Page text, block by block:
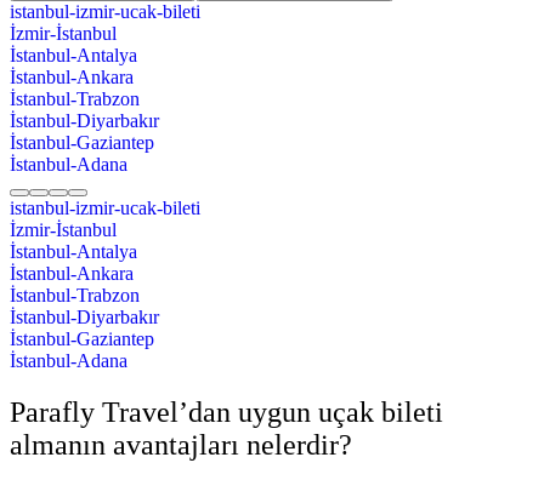
istanbul-izmir-ucak-bileti
İzmir-İstanbul
İstanbul-Antalya
İstanbul-Ankara
İstanbul-Trabzon
İstanbul-Diyarbakır
İstanbul-Gaziantep
İstanbul-Adana
istanbul-izmir-ucak-bileti
İzmir-İstanbul
İstanbul-Antalya
İstanbul-Ankara
İstanbul-Trabzon
İstanbul-Diyarbakır
İstanbul-Gaziantep
İstanbul-Adana
Parafly Travel’dan uygun uçak bileti
almanın avantajları nelerdir?